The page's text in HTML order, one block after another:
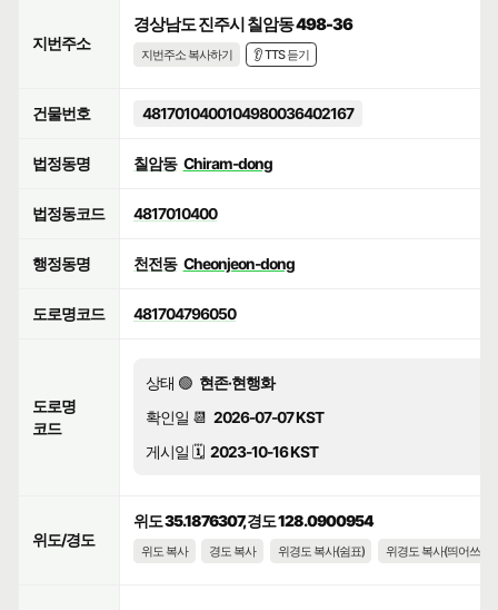
지번주소
경상남도 진주시 칠암동 498-36
지번주소 복사하기 👂 TTS 듣기
건물번호 4817010400104980036402167
법정동명 칠암동 Chiram-dong
법정동코드 4817010400
행정동명 천전동 Cheonjeon-dong
도로명코드 481704796050
도로명
코드
상태 🟢 현존·현행화
확인일 📆 2026-07-07 KST
게시일 🗓️ 2023-10-16 KST
위도/경도
위도 35.1876307, 경도 128.0900954
위도 복사 경도 복사 위경도 복사(쉼표) 위경도 복사(띄어쓰기)